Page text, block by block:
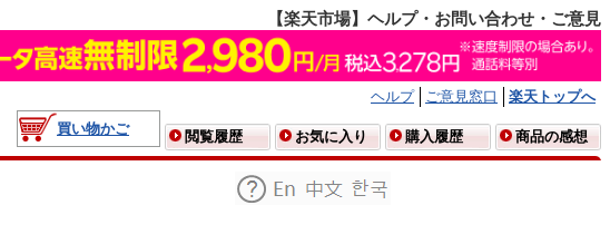
【楽天市場】ヘルプ・お問い合わせ・ご意見
ヘルプ ご意見窓口
楽天トップへ
買い物かご
閲覧履歴 お気に入り 購入履歴 商品の感想